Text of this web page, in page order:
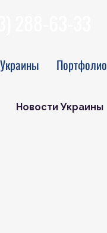
Портфолио
Новости Украины